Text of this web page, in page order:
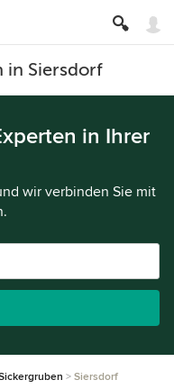
in Siersdorf
in Ihrer
wir verbinden Sie mit
Siersdorf